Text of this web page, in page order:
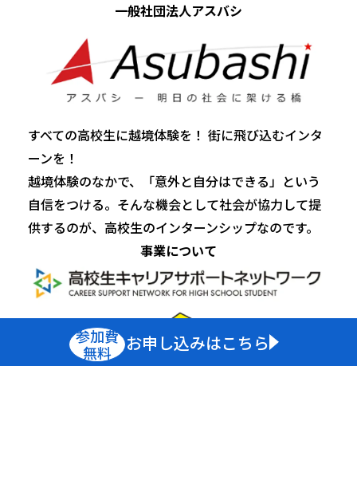
参加費
無料
お申し込みはこちら
一般社団法人アスバシ
すべての高校生に越境体験を！ 街に飛び込むインタ
ーンを！
越境体験のなかで、「意外と自分はできる」という
自信をつける。そんな機会として社会が協力して提
供するのが、高校生のインターンシップなのです。
事業について